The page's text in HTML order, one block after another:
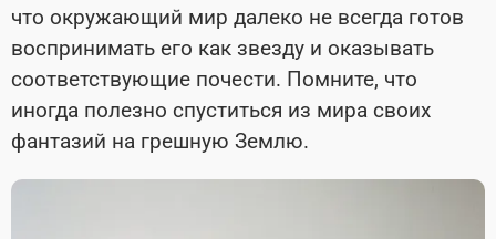
что окружающий мир далеко не всегда готов
воспринимать его как звезду и оказывать
соответствующие почести. Помните, что
иногда полезно спуститься из мира своих
фантазий на грешную Землю.